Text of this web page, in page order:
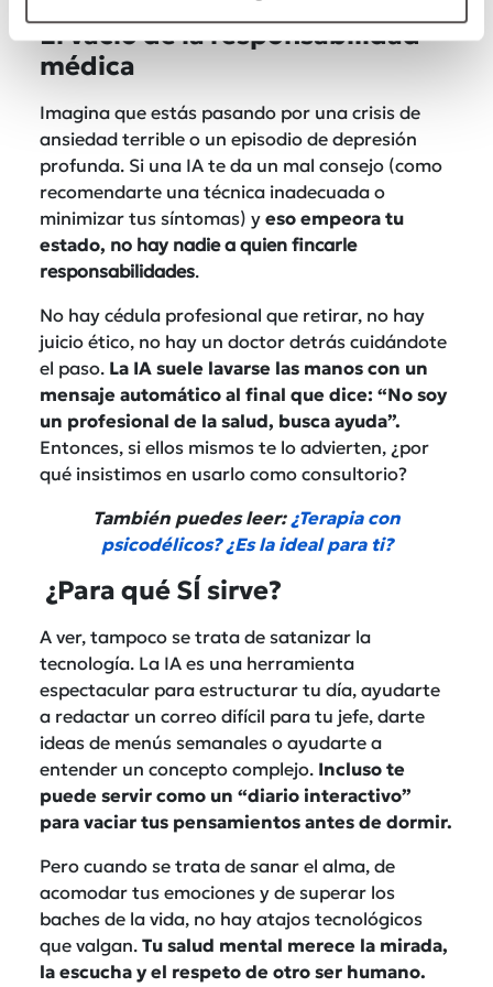
El vacío de la responsabilidad
médica
Imagina que estás pasando por una crisis de
ansiedad terrible o un episodio de depresión
profunda. Si una IA te da un mal consejo (como
recomendarte una técnica inadecuada o
minimizar tus síntomas) y eso empeora tu
estado, no hay nadie a quien fincarle
responsabilidades.
No hay cédula profesional que retirar, no hay
juicio ético, no hay un doctor detrás cuidándote
el paso. La IA suele lavarse las manos con un
mensaje automático al final que dice: “No soy
un profesional de la salud, busca ayuda”.
Entonces, si ellos mismos te lo advierten, ¿por
qué insistimos en usarlo como consultorio?
También puedes leer: ¿Terapia con
psicodélicos? ¿Es la ideal para ti?
¿Para qué SÍ sirve?
A ver, tampoco se trata de satanizar la
tecnología. La IA es una herramienta
espectacular para estructurar tu día, ayudarte
a redactar un correo difícil para tu jefe, darte
ideas de menús semanales o ayudarte a
entender un concepto complejo. Incluso te
puede servir como un “diario interactivo”
para vaciar tus pensamientos antes de dormir.
Pero cuando se trata de sanar el alma, de
acomodar tus emociones y de superar los
baches de la vida, no hay atajos tecnológicos
que valgan. Tu salud mental merece la mirada,
la escucha y el respeto de otro ser humano.